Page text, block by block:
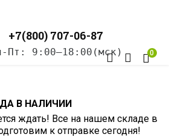
+7(800) 707-06-87
Пт: 9:00–18:00(мск) 0
В НАЛИЧИИ
ждать! Все на нашем складе в
к отправке сегодня!